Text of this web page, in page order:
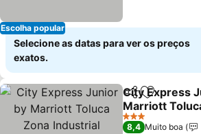
Escolha popular
Selecione as datas para ver os preços
exatos.
PartilharAdicionar
City Express
Marriott
Industrial
Ver preços
3 Estrelas
8,4 Muito boa